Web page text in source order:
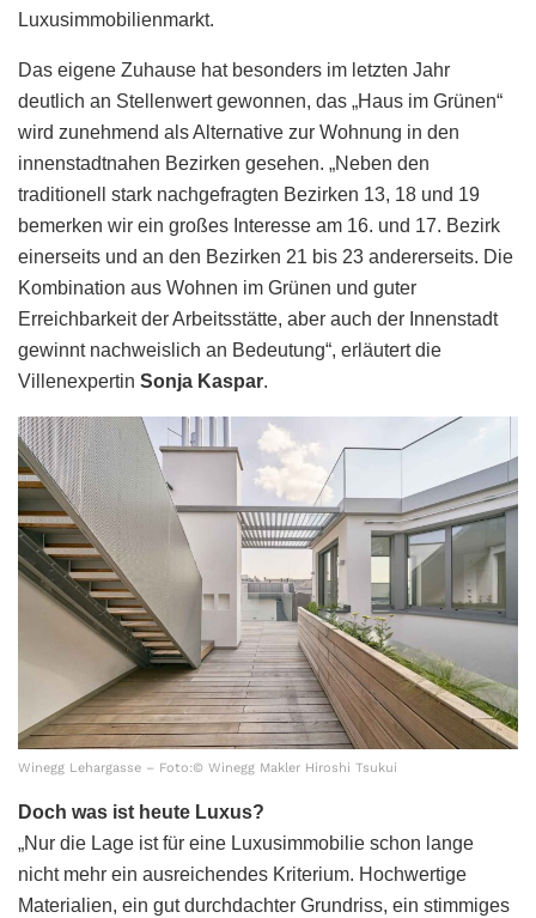
Luxusimmobilienmarkt.
Das eigene Zuhause hat besonders im letzten Jahr
deutlich an Stellenwert gewonnen, das „Haus im Grünen“
wird zunehmend als Alternative zur Wohnung in den
innenstadtnahen Bezirken gesehen. „Neben den
traditionell stark nachgefragten Bezirken 13, 18 und 19
bemerken wir ein großes Interesse am 16. und 17. Bezirk
einerseits und an den Bezirken 21 bis 23 andererseits. Die
Kombination aus Wohnen im Grünen und guter
Erreichbarkeit der Arbeitsstätte, aber auch der Innenstadt
gewinnt nachweislich an Bedeutung“, erläutert die
Villenexpertin Sonja Kaspar.
Winegg Lehargasse – Foto:© Winegg Makler Hiroshi Tsukui
Doch was ist heute Luxus?
„Nur die Lage ist für eine Luxusimmobilie schon lange
nicht mehr ein ausreichendes Kriterium. Hochwertige
Materialien, ein gut durchdachter Grundriss, ein stimmiges